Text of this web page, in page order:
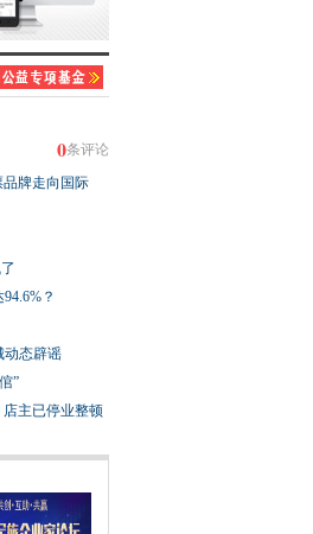
0条评论
牌走向国际
？
动态辟谣
”
主已停业整顿